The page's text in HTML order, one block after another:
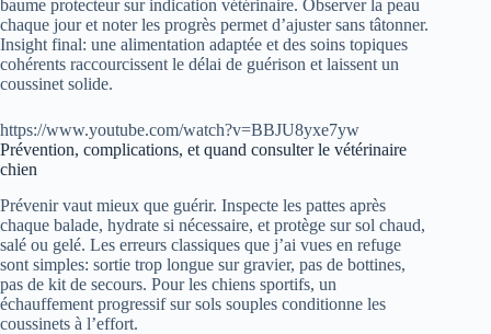
baume protecteur sur indication vétérinaire. Observer la peau
chaque jour et noter les progrès permet d’ajuster sans tâtonner.
Insight final: une alimentation adaptée et des soins topiques
cohérents raccourcissent le délai de guérison et laissent un
coussinet solide.
https://www.youtube.com/watch?v=BBJU8yxe7yw
Prévention, complications, et quand consulter le vétérinaire
chien
Prévenir vaut mieux que guérir. Inspecte les pattes après
chaque balade, hydrate si nécessaire, et protège sur sol chaud,
salé ou gelé. Les erreurs classiques que j’ai vues en refuge
sont simples: sortie trop longue sur gravier, pas de bottines,
pas de kit de secours. Pour les chiens sportifs, un
échauffement progressif sur sols souples conditionne les
coussinets à l’effort.